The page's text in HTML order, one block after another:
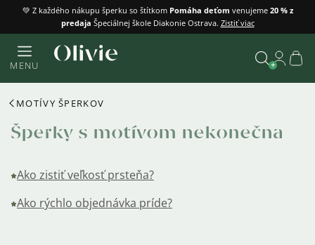
Prejsť
obsah
💚 Z každého nákupu šperku so štítkom Pomáha deťom venujeme 20 % z
predaja Špeciálnej škole Diakonie Ostrava. Zistiť viac
MENU
MOTÍVY ŠPERKOV
Šperky s motívom nekonečna
Ako zistiť veľkosť prsteňa?
Ako rýchlo objednávka príde?